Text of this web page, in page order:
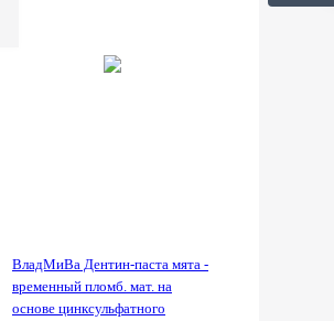
ВладМиВа Дентин-паста мята -
временный пломб. мат. на
основе цинксульфатного